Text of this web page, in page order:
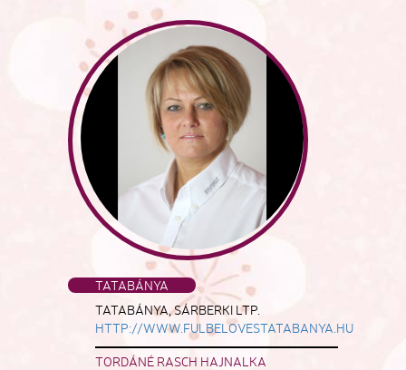
TATABÁNYA
TATABÁNYA, SÁRBERKI LTP.
HTTP://WWW.FULBELOVESTATABANYA.HU
TORDÁNÉ RASCH HAJNALKA